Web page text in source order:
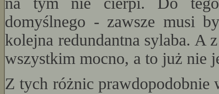
domyślnego - zawsze musi
kolejna redundantna sylaba. A
wszystkim mocno, a to już nie
Z tych różnic prawdopodobnie